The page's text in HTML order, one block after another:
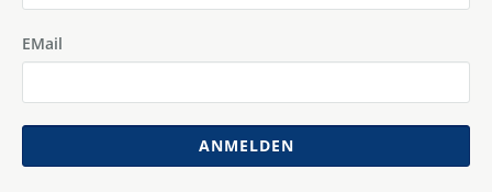
EMail
ANMELDEN